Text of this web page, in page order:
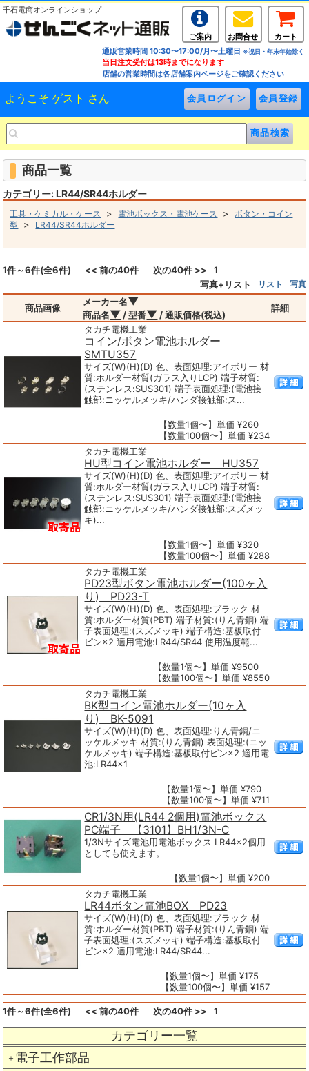
千石電商オンラインショップ
ご案内 お問合せ
カート
通販営業時間 10:30〜17:00/月〜土曜日 ※祝日・年末年始除く
当日注文受付は13時までになります
店舗の営業時間は各店舗案内ページをご確認ください
ようこそ ゲスト さん
カテゴリー一覧
＋ 電子工作部品
商品一覧
カテゴリー: LR44/SR44ホルダー
工具・ケミカル・ケース > 電池ボックス・電池ケース > ボタン・コイン
型
> LR44/SR44ホルダー
1件～6件(全6件) << 前の40件 次の40件 >>
1
写真+リスト
リスト 写真
商品画像
メーカー名▼
商品名▼ / 型番▼ / 通販価格(税込)
詳細
タカチ電機工業
コイン/ボタン電池ホルダー
SMTU357
サイズ(W)(H)(D) 色、表面処理:アイボリー 材
質:ホルダー材質(ガラス入りLCP) 端子材質:
(ステンレス:SUS301) 端子表面処理:(電池接
触部:ニッケルメッキ/ハンダ接触部:ス...
【数量1個〜】単価 ¥260
【数量100個〜】単価 ¥234
タカチ電機工業
HU型コイン電池ホルダー HU357
サイズ(W)(H)(D) 色、表面処理:アイボリー 材
質:ホルダー材質(ガラス入りLCP) 端子材質:
(ステンレス:SUS301) 端子表面処理:(電池接
触部:ニッケルメッキ/ハンダ接触部:スズメッ
キ)...
【数量1個〜】単価 ¥320
【数量100個〜】単価 ¥288
タカチ電機工業
PD23型ボタン電池ホルダー(100ヶ入
り) PD23-T
サイズ(W)(H)(D) 色、表面処理:ブラック 材
質:ホルダー材質(PBT) 端子材質:(りん青銅) 端
子表面処理:(スズメッキ) 端子構造:基板取付
ピン×2 適用電池:LR44/SR44 使用温度範...
【数量1個〜】単価 ¥9500
【数量100個〜】単価 ¥8550
タカチ電機工業
BK型コイン電池ホルダー(10ヶ入
り) BK-5091
サイズ(W)(H)(D) 色、表面処理:りん青銅/ニ
ッケルメッキ 材質:(りん青銅) 表面処理:(ニッ
ケルメッキ) 端子構造:基板取付ピン×2 適用電
池:LR44×1
【数量1個〜】単価 ¥790
【数量100個〜】単価 ¥711
CR1/3N用(LR44 2個用)電池ボックス
PC端子 【3101】BH1/3N-C
1/3Nサイズ電池用電池ボックス LR44×2個用
としても使えます。
【数量1個〜】単価 ¥200
タカチ電機工業
LR44ボタン電池BOX PD23
サイズ(W)(H)(D) 色、表面処理:ブラック 材
質:ホルダー材質(PBT) 端子材質:(りん青銅) 端
子表面処理:(スズメッキ) 端子構造:基板取付
ピン×2 適用電池:LR44/SR44...
【数量1個〜】単価 ¥175
【数量100個〜】単価 ¥157
1件～6件(全6件) << 前の40件 次の40件 >> 1